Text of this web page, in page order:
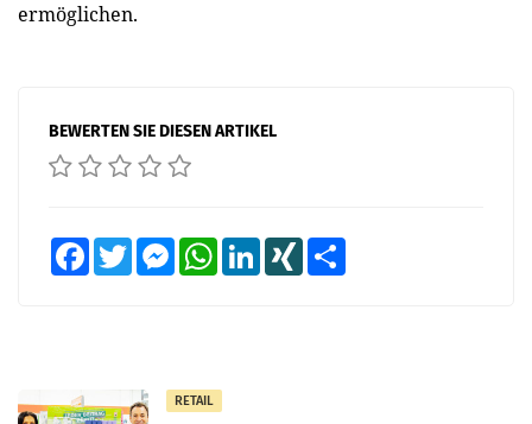
ermöglichen.
BEWERTEN SIE DIESEN ARTIKEL
FacebookTwitter MessengerWhatsAppLinkedInXING
RETAIL